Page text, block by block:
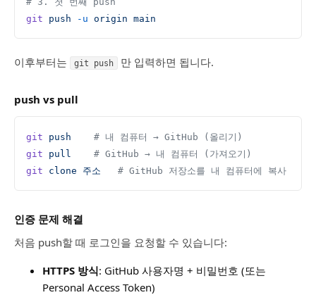
git push -u origin main
이후부터는 git push 만 입력하면 됩니다.
push vs pull
git push
    # 내 컴퓨터 → GitHub (올리기)
git pull
    # GitHub → 내 컴퓨터 (가져오기)
git clone 주소
   # GitHub 저장소를 내 컴퓨터에 복사
인증 문제 해결
처음 push할 때 로그인을 요청할 수 있습니다:
HTTPS 방식: GitHub 사용자명 + 비밀번호 (또는
Personal Access Token)